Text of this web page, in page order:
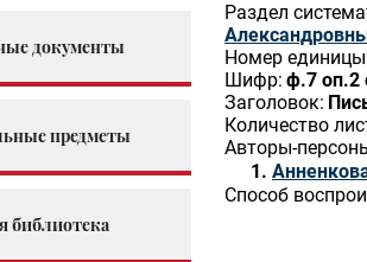
документы
предметы
библиотека
Раздел
Номер единицы
Шифр: ф.7 оп.2
Заголовок:
Количество
Авторы-
Способ